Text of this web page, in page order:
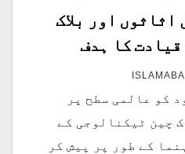
اور بلاک
کا ہدف
کو عالمی سطح پر
چین ٹیکنالوجی کے
کے طور پر پیش کر